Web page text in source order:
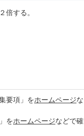
倍する。
要項」をホームページな
をホームページなどで確